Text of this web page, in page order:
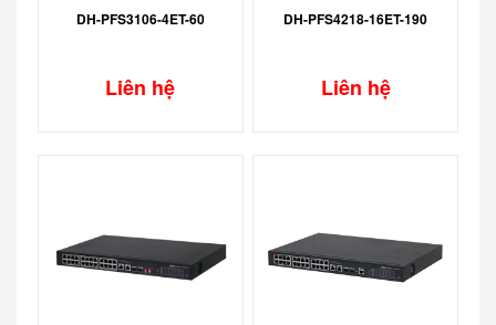
DH-PFS3106-4ET-60
Liên hệ
DH-PFS4218-16ET-190
Liên hệ